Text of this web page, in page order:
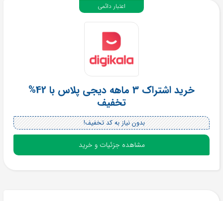
خرید اشتراک 3 ماهه دیجی پلاس با 42%
تخفیف
بدون نیاز به کد تخفیف!
مشاهده جزئیات و خرید
اعتبار دائمی